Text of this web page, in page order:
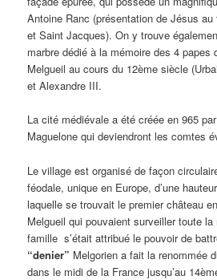
Antoine Ranc (présentation de Jésus
et Saint Jacques). On y trouve
marbre dédié à la mémoire des 4 papes
Melgueil au cours du 12ème siècle
et Alexandre III.
La cité médiévale a été créée en 965
Maguelone qui deviendront les comtes
Le village est organisé de façon
féodale, unique en Europe, d’une
laquelle se trouvait le premier château
Melgueil qui pouvaient surveiller toute
famille s’était attribué le pouvoir de
“denier” Melgorien a fait la renommée
dans le midi de la France jusqu’au